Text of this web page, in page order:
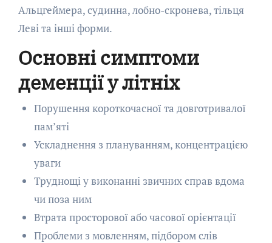
Альцгеймера, судинна, лобно-скронева, тільця
Леві та інші форми.
Основні симптоми
деменції у літніх
Порушення короткочасної та довготривалої
пам’яті
Ускладнення з плануванням, концентрацією
уваги
Труднощі у виконанні звичних справ вдома
чи поза ним
Втрата просторової або часової орієнтації
Проблеми з мовленням, підбором слів